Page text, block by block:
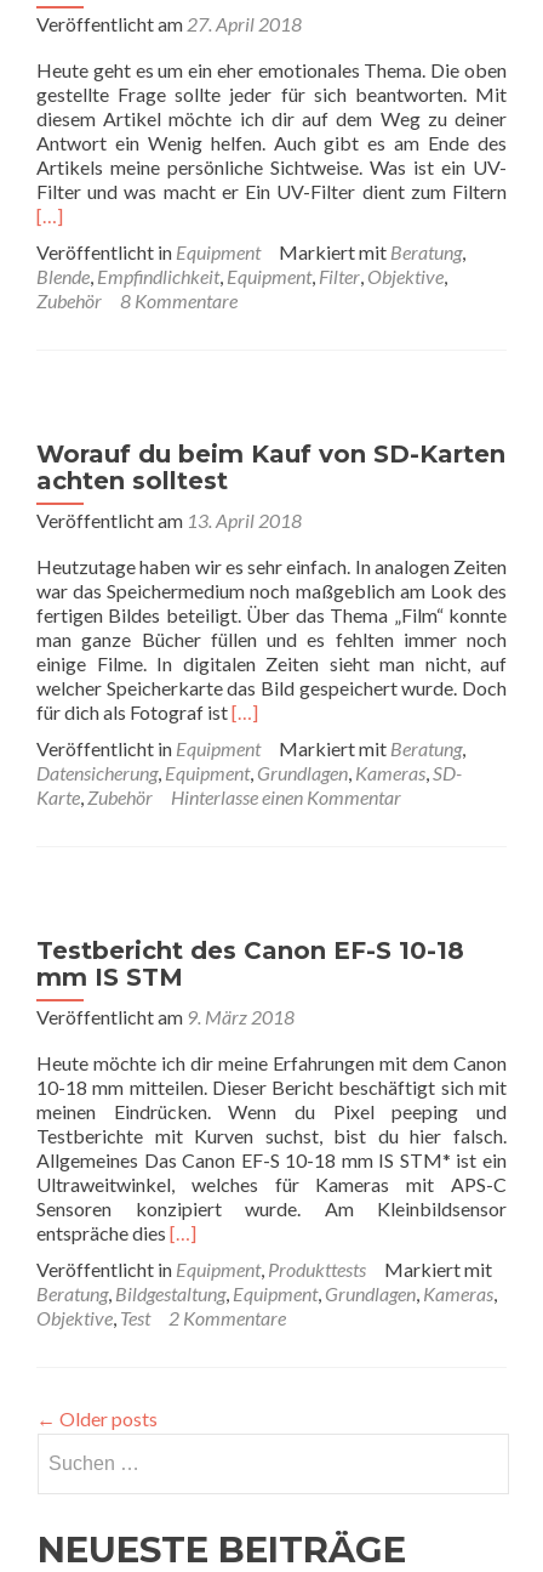
Veröffentlicht am 27. April 2018
Heute geht es um ein eher emotionales Thema. Die oben
gestellte Frage sollte jeder für sich beantworten. Mit
diesem Artikel möchte ich dir auf dem Weg zu deiner
Antwort ein Wenig helfen. Auch gibt es am Ende des
Artikels meine persönliche Sichtweise. Was ist ein UV-
Filter und was macht er Ein UV-Filter dient zum Filtern
[…]
Veröffentlicht in Equipment Markiert mit Beratung,
Blende, Empfindlichkeit, Equipment, Filter, Objektive,
Zubehör
8 Kommentare
Worauf du beim Kauf von SD-Karten
achten solltest
Veröffentlicht am 13. April 2018
Heutzutage haben wir es sehr einfach. In analogen Zeiten
war das Speichermedium noch maßgeblich am Look des
fertigen Bildes beteiligt. Über das Thema „Film“ konnte
man ganze Bücher füllen und es fehlten immer noch
einige Filme. In digitalen Zeiten sieht man nicht, auf
welcher Speicherkarte das Bild gespeichert wurde. Doch
für dich als Fotograf istRead
about
Worauf
du
achten
[…]
Veröffentlicht in Equipment Markiert mit Beratung,
Datensicherung, Equipment, Grundlagen, Kameras,SD-
Karte, Zubehör Hinterlasse einen Kommentar
Testbericht des Canon EF-S 10-18
mm IS STM
Veröffentlicht am 9. März 2018
Heute möchte ich dir meine Erfahrungen mit dem Canon
10-18 mm mitteilen. Dieser Bericht beschäftigt sich mit
meinen Eindrücken. Wenn du Pixel peeping und
Testberichte mit Kurven suchst, bist du hier falsch.
Allgemeines Das Canon EF-S 10-18 mm IS STM* ist ein
Ultraweitwinkel, welches für Kameras mit APS-C
Sensoren konzipiert wurde. Am Kleinbildsensor
entspräche dies Read
about
Testbericht
des
IS
[…]
Veröffentlicht in Equipment, Produkttests
Markiert mit
Beratung, Bildgestaltung, Equipment, Grundlagen, Kameras,
Objektive, Test 2 Kommentare
← Older posts
nach:
NEUESTE BEITRÄGE